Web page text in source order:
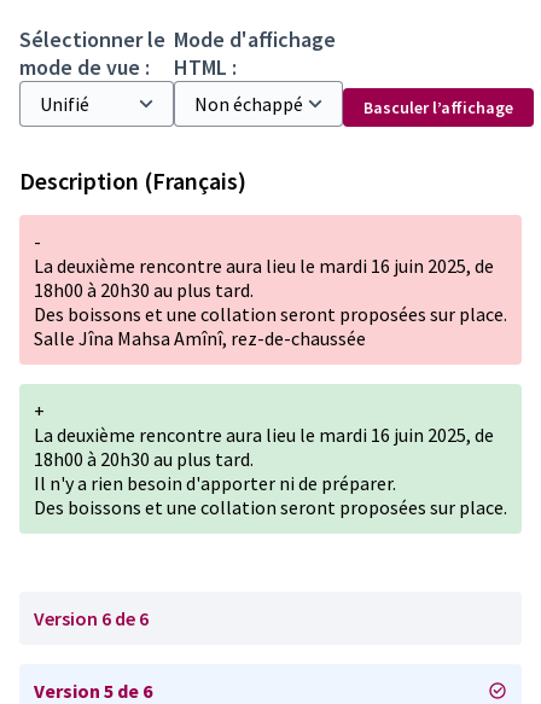
Sélectionner le
mode de vue :
Mode d'affichage
HTML :
Basculer l’affichage
Description (Français)
-
La deuxième rencontre aura lieu le mardi 16 juin 2025, de
18h00 à 20h30 au plus tard.
Des boissons et une collation seront proposées sur place.
Salle Jîna Mahsa Amînî, rez-de-chaussée
+
La deuxième rencontre aura lieu le mardi 16 juin 2025, de
18h00 à 20h30 au plus tard.
Il n'y a rien besoin d'apporter ni de préparer.
Des boissons et une collation seront proposées sur place.
Version 6 de 6
Version 5 de 6